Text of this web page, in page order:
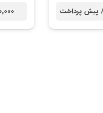
پیش پرداخت